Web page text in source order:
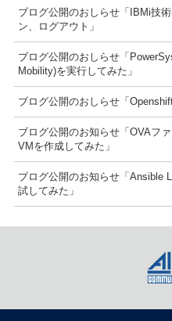
ブログ公開のおしらせ「IBMi技
ン、ログアウト」
ブログ公開のおしらせ「
Mobility)を実行してみた」
ブログ公開のおしらせ「
ブログ公開のお知らせ「OVAフ
VMを作成してみた」
ブログ公開のお知らせ「Ansible
試してみた」